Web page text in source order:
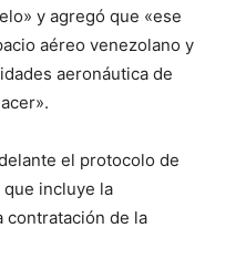
y agregó que «ese
aéreo venezolano y
aeronáutica de
el protocolo de
incluye la
contratación de la